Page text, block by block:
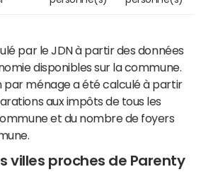
par le JDN à partir des données
disponibles sur la commune.
par ménage a été calculé à partir
aux impôts de tous les
et du nombre de foyers
villes proches de Parenty